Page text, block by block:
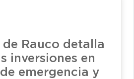
Rauco detalla
inversiones en
emergencia y